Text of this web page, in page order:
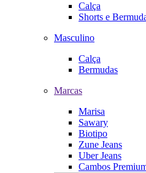
Calça
Shorts e
Masculino
Calça
Bermudas
Marcas
Marisa
Sawary
Biotipo
Zune Jeans
Uber Jeans
Cambos